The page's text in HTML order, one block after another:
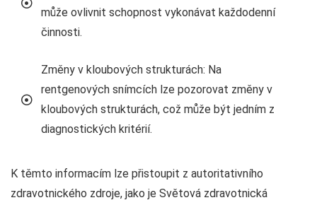
může ovlivnit schopnost vykonávat každodenní
činnosti.
Změny v kloubových strukturách: Na
rentgenových snímcích lze pozorovat změny v
kloubových strukturách, což může být jedním z
diagnostických kritérií.
K těmto informacím lze přistoupit z autoritativního
zdravotnického zdroje, jako je Světová zdravotnická